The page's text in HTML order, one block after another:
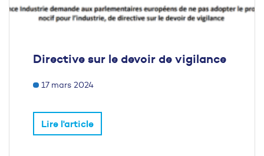
Directive sur le devoir de vigilance
17 mars 2024
Lire l'article